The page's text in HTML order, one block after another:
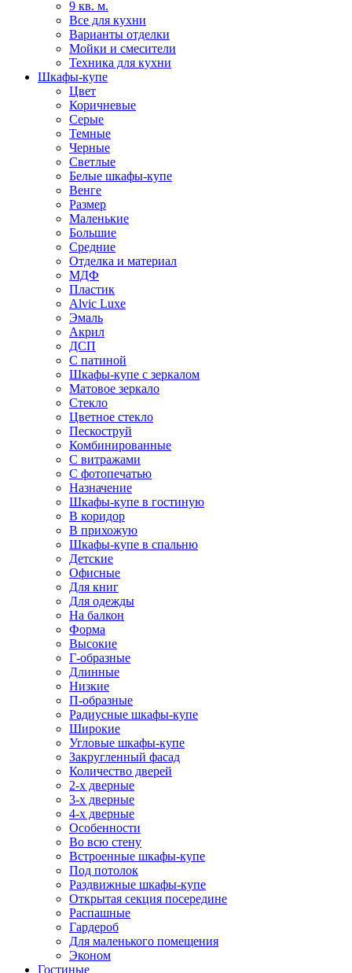
9 кв. м.
Все для кухни
Варианты отделки
Мойки и смесители
Техника для кухни
Шкафы-купе
Цвет
Коричневые
Серые
Темные
Черные
Светлые
Белые шкафы-купе
Венге
Размер
Маленькие
Большие
Средние
Отделка и материал
МДФ
Пластик
Alvic Luxe
Эмаль
Акрил
ДСП
С патиной
Шкафы-купе с зеркалом
Матовое зеркало
Стекло
Цветное стекло
Пескоструй
Комбинированные
С витражами
С фотопечатью
Назначение
Шкафы-купе в гостиную
В коридор
В прихожую
Шкафы-купе в спальню
Детские
Офисные
Для книг
Для одежды
На балкон
Форма
Высокие
Г-образные
Длинные
Низкие
П-образные
Радиусные шкафы-купе
Широкие
Угловые шкафы-купе
Закругленный фасад
Количество дверей
2-х дверные
3-х дверные
4-х дверные
Особенности
Во всю стену
Встроенные шкафы-купе
Под потолок
Раздвижные шкафы-купе
Открытая секция посередине
Распашные
Гардероб
Для маленького помещения
Эконом
Гостиные